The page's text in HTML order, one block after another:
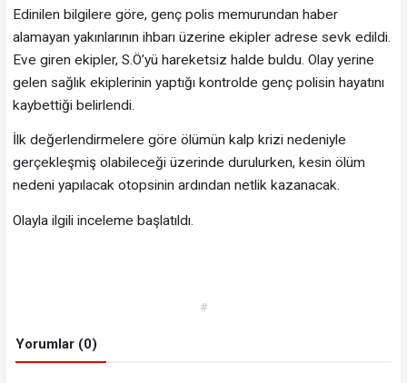
Edinilen bilgilere göre, genç polis memurundan haber
alamayan yakınlarının ihbarı üzerine ekipler adrese sevk edildi.
Eve giren ekipler, S.Ö’yü hareketsiz halde buldu. Olay yerine
gelen sağlık ekiplerinin yaptığı kontrolde genç polisin hayatını
kaybettiği belirlendi.
İlk değerlendirmelere göre ölümün kalp krizi nedeniyle
gerçekleşmiş olabileceği üzerinde durulurken, kesin ölüm
nedeni yapılacak otopsinin ardından netlik kazanacak.
Olayla ilgili inceleme başlatıldı.
#
Yorumlar (0)